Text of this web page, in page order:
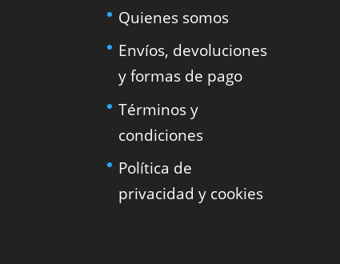
Quienes somos
Envíos, devoluciones
y formas de pago
Términos y
condiciones
Política de
privacidad y cookies